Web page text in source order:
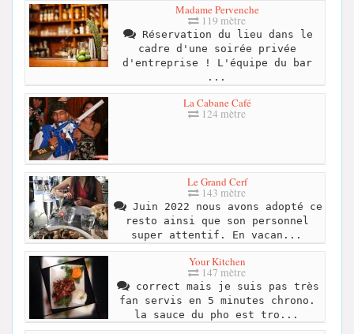
Madame Pervenche
119 mètre
Réservation du lieu dans le
cadre d'une soirée privée
d'entreprise ! L'équipe du bar
...
La Cabane Café
124 mètre
Le Grand Cerf
143 mètre
Juin 2022 nous avons adopté ce
resto ainsi que son personnel
super attentif. En vacan...
Your Kitchen
147 mètre
correct mais je suis pas très
fan servis en 5 minutes chrono.
la sauce du pho est tro...